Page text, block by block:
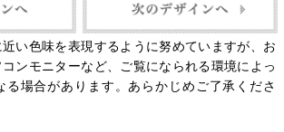
い色味を表現するように努めていますが、お
ンモニターなど、ご覧になられる環境によっ
る場合があります。あらかじめご了承くださ